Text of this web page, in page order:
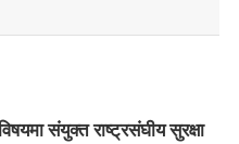
संयुक्त राष्ट्रसंघीय सुरक्षा